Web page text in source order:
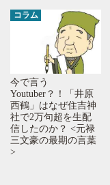
コラム
今で言う
Youtuber？！「井原
西鶴」はなぜ住吉神
社で2万句超を生配
信したのか？ <元禄
三文豪の最期の言葉
>